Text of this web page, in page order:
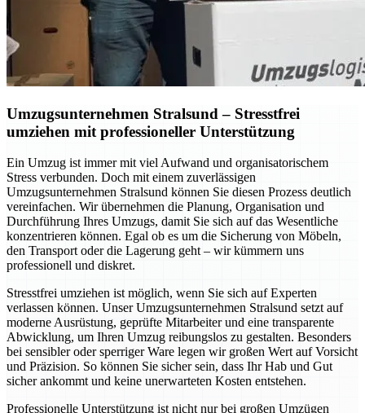
Umzugsunternehmen Stralsund – Stresstfrei
umziehen mit professioneller Unterstützung
Ein Umzug ist immer mit viel Aufwand und organisatorischem
Stress verbunden. Doch mit einem zuverlässigen
Umzugsunternehmen Stralsund können Sie diesen Prozess deutlich
vereinfachen. Wir übernehmen die Planung, Organisation und
Durchführung Ihres Umzugs, damit Sie sich auf das Wesentliche
konzentrieren können. Egal ob es um die Sicherung von Möbeln,
den Transport oder die Lagerung geht – wir kümmern uns
professionell und diskret.
Stresstfrei umziehen ist möglich, wenn Sie sich auf Experten
verlassen können. Unser Umzugsunternehmen Stralsund setzt auf
moderne Ausrüstung, geprüfte Mitarbeiter und eine transparente
Abwicklung, um Ihren Umzug reibungslos zu gestalten. Besonders
bei sensibler oder sperriger Ware legen wir großen Wert auf Vorsicht
und Präzision. So können Sie sicher sein, dass Ihr Hab und Gut
sicher ankommt und keine unerwarteten Kosten entstehen.
Professionelle Unterstützung ist nicht nur bei großen Umzügen